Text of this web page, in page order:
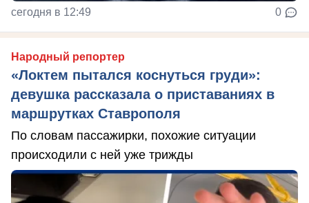
сегодня в 12:49 0
Народный репортер
«Локтем пытался коснуться груди»:
девушка рассказала о приставаниях в
маршрутках Ставрополя
По словам пассажирки, похожие ситуации
происходили с ней уже трижды